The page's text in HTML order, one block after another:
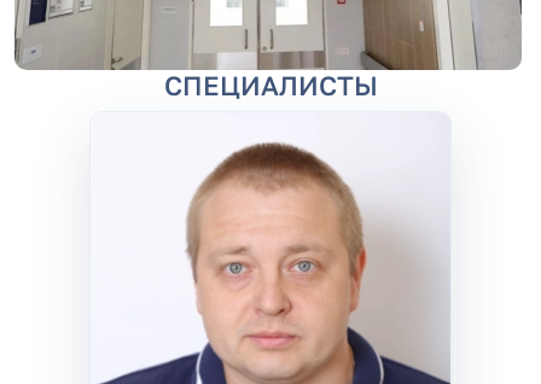
СПЕЦИАЛИСТЫ